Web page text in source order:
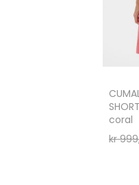
coral
kr